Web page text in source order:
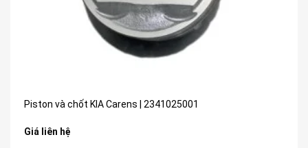
Piston và chốt KIA Carens | 2341025001
Giá liên hệ